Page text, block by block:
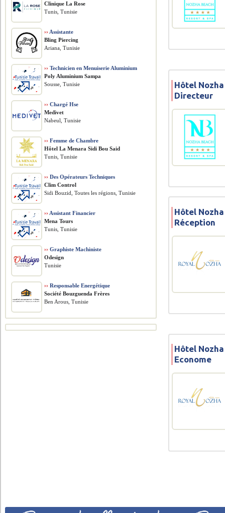
Hôtel
Directeur
Hôtel
Réception
Hôtel
Econome
Clinique La Rose
Tunis, Tunisie
›› Assistante
Bling Piercing
Ariana, Tunisie
›› Technicien en Menuiserie Aluminium
Poly Aluminium Sampa
Sousse, Tunisie
›› Chargé Hse
Medivet
Nabeul, Tunisie
›› Femme de Chambre
Hôtel La Menara Sidi Bou Said
Tunis, Tunisie
›› Des Opérateurs Techniques
Clim Control
Sidi Bouzid, Toutes les régions, Tunisie
›› Assistant Financier
Mena Tours
Tunis, Tunisie
›› Graphiste Machiniste
Odesign
Tunisie
›› Responsable Energétique
Société Bouzguenda Frères
Ben Arous, Tunisie